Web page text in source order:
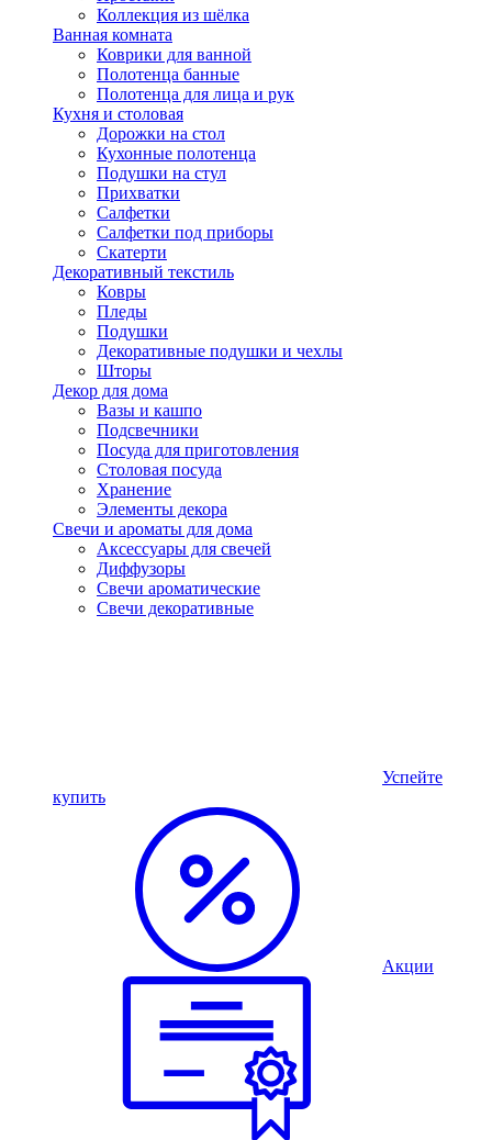
Коллекция из шёлка
Ванная комната
Коврики для ванной
Полотенца банные
Полотенца для лица и рук
Кухня и столовая
Дорожки на стол
Кухонные полотенца
Подушки на стул
Прихватки
Салфетки
Салфетки под приборы
Скатерти
Декоративный текстиль
Ковры
Пледы
Подушки
Декоративные подушки и чехлы
Шторы
Декор для дома
Вазы и кашпо
Подсвечники
Посуда для приготовления
Столовая посуда
Хранение
Элементы декора
Свечи и ароматы для дома
Аксессуары для свечей
Диффузоры
Свечи ароматические
Свечи декоративные
Успейте
купить
Акции